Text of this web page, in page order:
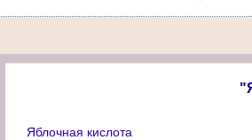
Яблочная кислота